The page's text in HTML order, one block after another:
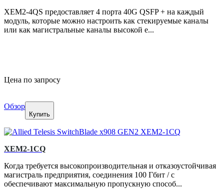
XEM2-4QS предоставляет 4 порта 40G QSFP + на каждый
модуль, которые можно настроить как стекируемые каналы
или как магистральные каналы высокой е...
Цена по запросу
Обзор
Купить
XEM2-1CQ
Когда требуется высокопроизводительная и отказоустойчивая
магистраль предприятия, соединения 100 Гбит / с
обеспечивают максимальную пропускную способ...